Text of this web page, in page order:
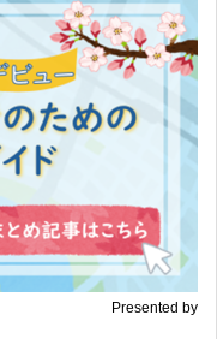
Presented by